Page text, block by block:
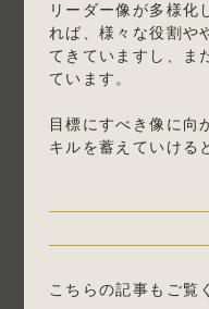
リーダー像が多様化
れば、様々な役割や
てきていますし、ま
ています。
目標にすべき像に向
キルを蓄えていける
こちらの記事もご覧